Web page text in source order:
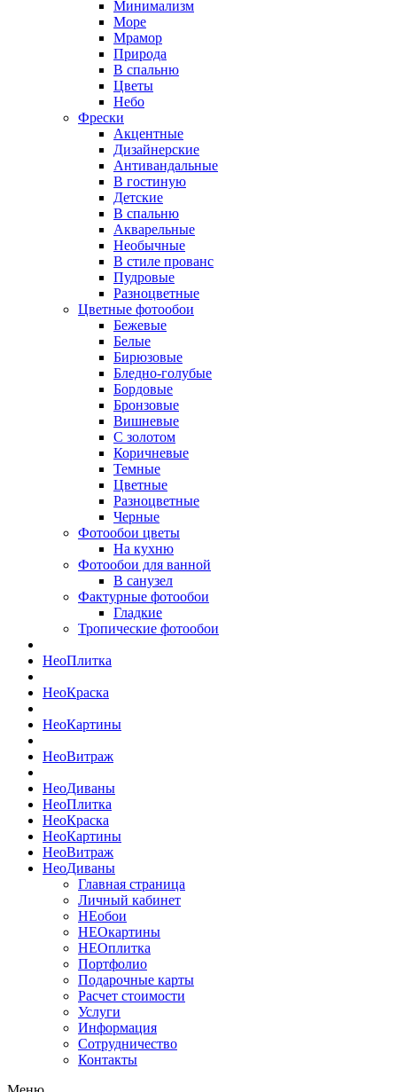
Минимализм
Море
Мрамор
Природа
В спальню
Цветы
Небо
Фрески
Акцентные
Дизайнерские
Антивандальные
В гостиную
Детские
В спальню
Акварельные
Необычные
В стиле прованс
Пудровые
Разноцветные
Цветные фотообои
Бежевые
Белые
Бирюзовые
Бледно-голубые
Бордовые
Бронзовые
Вишневые
С золотом
Коричневые
Темные
Цветные
Разноцветные
Черные
Фотообои цветы
На кухню
Фотообои для ванной
В санузел
Фактурные фотообои
Гладкие
Тропические фотообои
НеоПлитка
НеоКраска
НеоКартины
НеоВитраж
НеоДиваны
НеоПлитка
НеоКраска
НеоКартины
НеоВитраж
НеоДиваны
Главная страница
Личный кабинет
НЕобои
НЕОкартины
НЕОплитка
Портфолио
Подарочные карты
Расчет стоимости
Услуги
Информация
Сотрудничество
Контакты